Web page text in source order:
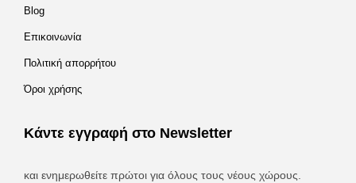
Blog
Επικοινωνία
Πολιτική απορρήτου
Όροι χρήσης
Κάντε εγγραφή στο Newsletter
και ενημερωθείτε πρώτοι για όλους τους νέους χώρους.